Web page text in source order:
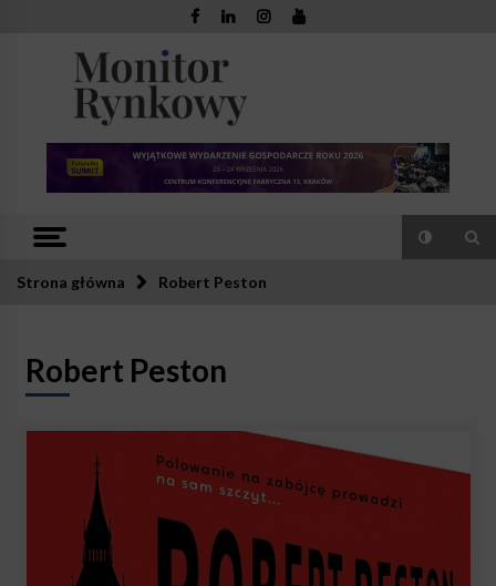
Monitor
Rynkowy
Strona główna Robert Peston
Robert Peston